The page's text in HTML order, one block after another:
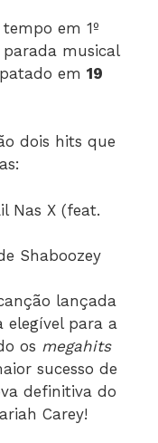
em 1º
musical
em 19
dois hits que
Nas X (feat.
Shaboozey
lançada
elegível para a
os megahits
sucesso de
definitiva do
Carey!